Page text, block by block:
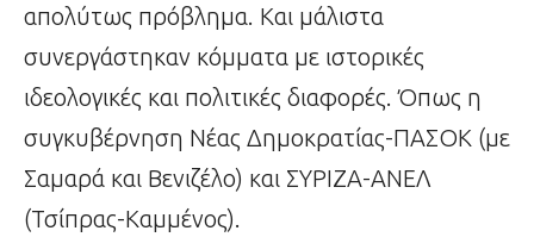
απολύτως πρόβλημα. Και μάλιστα
συνεργάστηκαν κόμματα με ιστορικές
ιδεολογικές και πολιτικές διαφορές. Όπως η
συγκυβέρνηση Νέας Δημοκρατίας-ΠΑΣΟΚ (με
Σαμαρά και Βενιζέλο) και ΣΥΡΙΖΑ-ΑΝΕΛ
(Τσίπρας-Καμμένος).